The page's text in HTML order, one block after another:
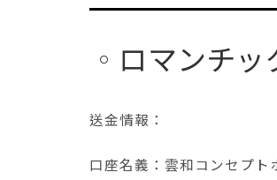
ロマンチッ
送金情報：
口座名義：雲和コンセプ